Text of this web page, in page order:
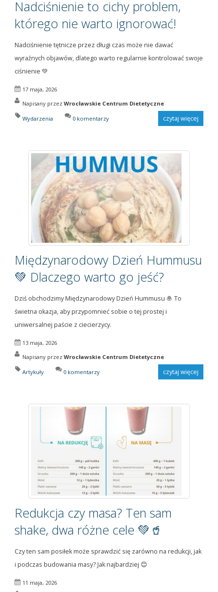
Nadciśnienie to cichy problem,
którego nie warto ignorować!
Nadciśnienie tętnicze przez długi czas może nie dawać
wyraźnych objawów, dlatego warto regularnie kontrolować swoje
ciśnienie 💚
17 maja, 2026
Napisany przez Wrocławskie Centrum Dietetyczne
Wydarzenia 0 komentarzy czytaj więcej
Międzynarodowy Dzień Hummusu
💚 Dlaczego warto go jeść?
Dziś obchodzimy Międzynarodowy Dzień Hummusu 🧆 To
świetna okazja, aby przypomnieć sobie o tej prostej i
uniwersalnej paście z ciecierzycy.
13 maja, 2026
Napisany przez Wrocławskie Centrum Dietetyczne
Artykuły 0 komentarzy czytaj więcej
Redukcja czy masa? Ten sam
shake, dwa różne cele 💚🥤
Czy ten sam posiłek może sprawdzić się zarówno na redukcji, jak
i podczas budowania masy? Jak najbardziej 😊
11 maja, 2026